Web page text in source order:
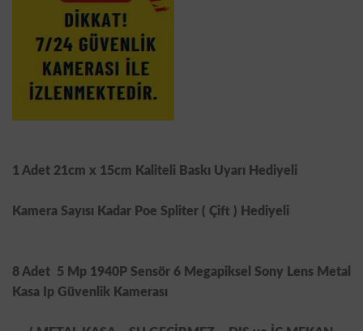
1 Adet 21cm x 15cm Kaliteli Baskı Uyarı Hediyeli
Kamera Sayısı Kadar Poe Spliter ( Çift ) Hediyeli
8 Adet 5 Mp 1940P Sensör 6 Megapiksel Sony Lens Metal
Kasa Ip Güvenlik Kamerası